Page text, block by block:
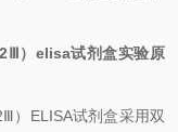
）elisa试剂盒实验原
） ELISA试剂盒采用双